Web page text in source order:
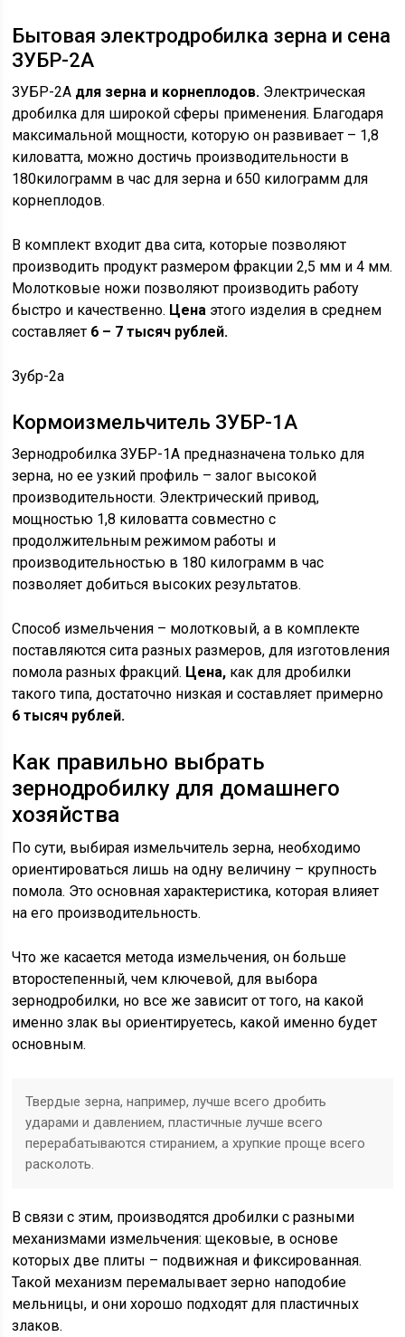
Бытовая электродробилка зерна и сена
ЗУБР-2А
ЗУБР-2А для зерна и корнеплодов. Электрическая
дробилка для широкой сферы применения. Благодаря
максимальной мощности, которую он развивает – 1,8
киловатта, можно достичь производительности в
180килограмм в час для зерна и 650 килограмм для
корнеплодов.
В комплект входит два сита, которые позволяют
производить продукт размером фракции 2,5 мм и 4 мм.
Молотковые ножи позволяют производить работу
быстро и качественно. Цена этого изделия в среднем
составляет 6 – 7 тысяч рублей.
Зубр-2а
Кормоизмельчитель ЗУБР-1А
Зернодробилка ЗУБР-1А предназначена только для
зерна, но ее узкий профиль – залог высокой
производительности. Электрический привод,
мощностью 1,8 киловатта совместно с
продолжительным режимом работы и
производительностью в 180 килограмм в час
позволяет добиться высоких результатов.
Способ измельчения – молотковый, а в комплекте
поставляются сита разных размеров, для изготовления
помола разных фракций. Цена, как для дробилки
такого типа, достаточно низкая и составляет примерно
6 тысяч рублей.
Как правильно выбрать
зернодробилку для домашнего
хозяйства
По сути, выбирая измельчитель зерна, необходимо
ориентироваться лишь на одну величину – крупность
помола. Это основная характеристика, которая влияет
на его производительность.
Что же касается метода измельчения, он больше
второстепенный, чем ключевой, для выбора
зернодробилки, но все же зависит от того, на какой
именно злак вы ориентируетесь, какой именно будет
основным.
Твердые зерна, например, лучше всего дробить
ударами и давлением, пластичные лучше всего
перерабатываются стиранием, а хрупкие проще всего
расколоть.
В связи с этим, производятся дробилки с разными
механизмами измельчения: щековые, в основе
которых две плиты – подвижная и фиксированная.
Такой механизм перемалывает зерно наподобие
мельницы, и они хорошо подходят для пластичных
злаков.